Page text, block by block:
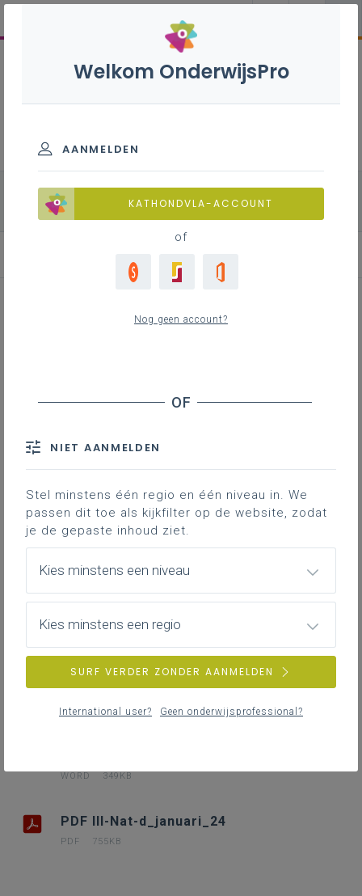
alle onderdelen Biologie
Fysica
Chemie
Downloads
Hieronder vind je de definitieve en
volledig afgewerkte versie van het
leerplan in Word; enkel deze versie
is geldig voor de volledige 3de
DOWNLOADS
WORD 349KB
PDF III-Nat-d_januari_24
PDF 755KB
Welkom OnderwijsPro
AANMELDEN
KATHONDVLA-ACCOUNT
of
Nog geen account?
NIET AANMELDEN
Stel minstens één regio en één niveau in. We
passen dit toe als kijkfilter op de website, zodat
je de gepaste inhoud ziet.
Kies minstens een niveau
Kies minstens een regio
SURF VERDER ZONDER AANMELDEN
International user? Geen onderwijsprofessional?